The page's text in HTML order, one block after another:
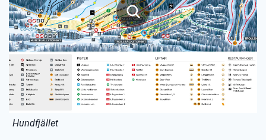
Hundfjället